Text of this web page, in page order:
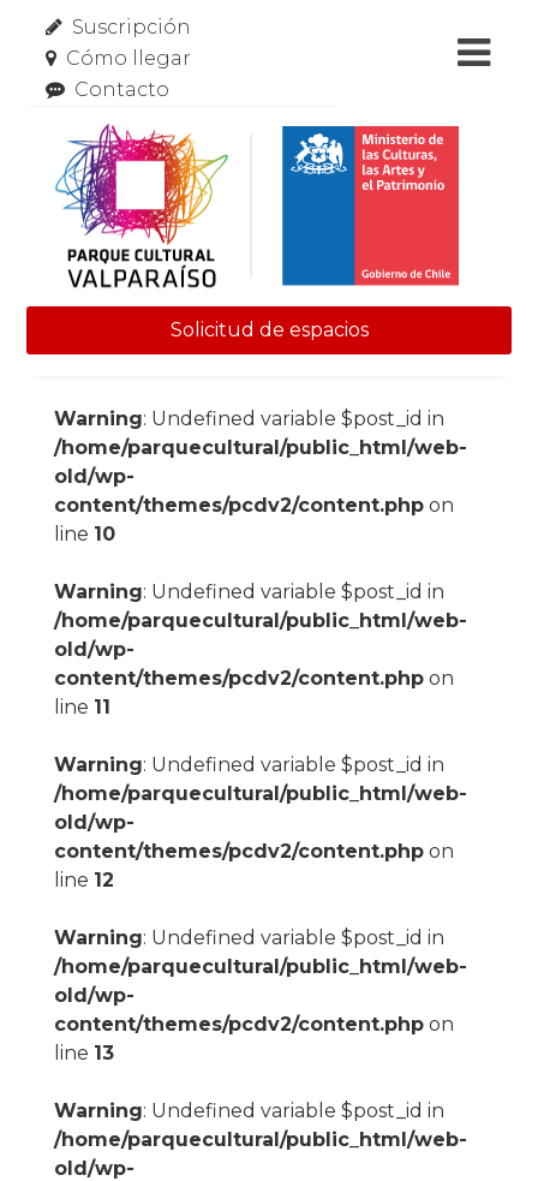
Suscripción
Cómo llegar
Contacto
Solicitud de espacios
Warning: Undefined variable $post_id in
/home/parquecultural/public_html/web-
old/wp-
content/themes/pcdv2/content.phpon
line 10
Warning: Undefined variable $post_id in
/home/parquecultural/public_html/web-
old/wp-
content/themes/pcdv2/content.phpon
line 11
Warning: Undefined variable $post_id in
/home/parquecultural/public_html/web-
old/wp-
content/themes/pcdv2/content.phpon
line 12
Warning: Undefined variable $post_id in
/home/parquecultural/public_html/web-
old/wp-
content/themes/pcdv2/content.phpon
line 13
Warning: Undefined variable $post_id in
/home/parquecultural/public_html/web-
old/wp-